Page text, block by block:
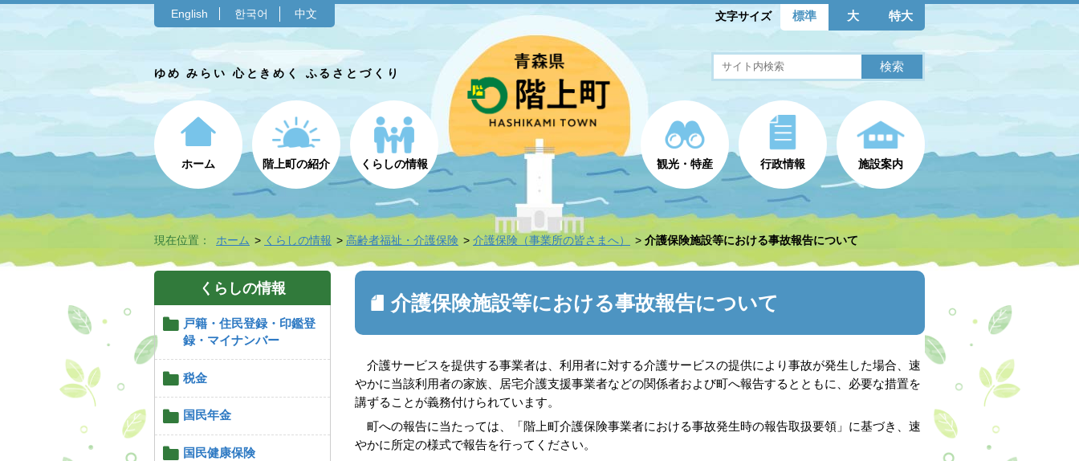
English 한국어 中文 文字サイズ 標準 大 特大
ゆめ みらい 心ときめく ふるさとづくり
ホーム 階上町の紹介 くらしの情報 観光・特産 行政情報 施設案内
現在位置： ホーム くらしの情報 高齢者福祉・介護保険 介護保険（事業所の皆さまへ） 介護保険施設等における事故報告について
くらしの情報
戸籍・住民登録・印鑑登
録・マイナンバー
税金
国民年金
国民健康保険
介護保険施設等における事故報告について
介護サービスを提供する事業者は、利用者に対する介護サービスの提供により事故が発生した場合、速
やかに当該利用者の家族、居宅介護支援事業者などの関係者および町へ報告するとともに、必要な措置を
講ずることが義務付けられています。
町への報告に当たっては、「階上町介護保険事業者における事故発生時の報告取扱要領」に基づき、速
やかに所定の様式で報告を行ってください。